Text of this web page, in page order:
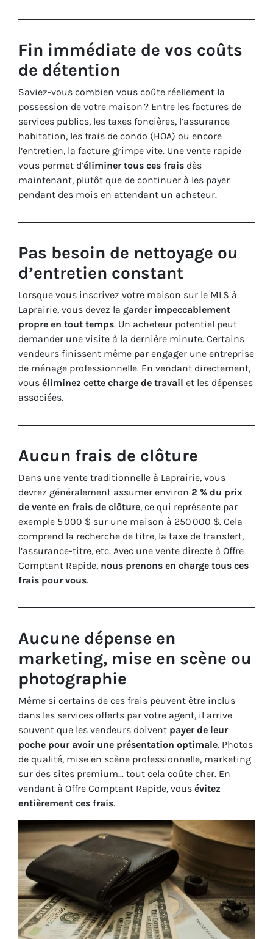
Fin immédiate de vos coûts
de détention
Saviez-vous combien vous coûte réellement la
possession de votre maison ? Entre les factures de
services publics, les taxes foncières, l’assurance
habitation, les frais de condo (HOA) ou encore
l’entretien, la facture grimpe vite. Une vente rapide
vous permet d’éliminer tous ces frais dès
maintenant, plutôt que de continuer à les payer
pendant des mois en attendant un acheteur.
Pas besoin de nettoyage ou
d’entretien constant
Lorsque vous inscrivez votre maison sur le MLS à
Laprairie, vous devez la garder impeccablement
propre en tout temps. Un acheteur potentiel peut
demander une visite à la dernière minute. Certains
vendeurs finissent même par engager une entreprise
de ménage professionnelle. En vendant directement,
vous éliminez cette charge de travail et les dépenses
associées.
Aucun frais de clôture
Dans une vente traditionnelle à Laprairie, vous
devrez généralement assumer environ 2 % du prix
de vente en frais de clôture, ce qui représente par
exemple 5 000 $ sur une maison à 250 000 $. Cela
comprend la recherche de titre, la taxe de transfert,
l’assurance-titre, etc. Avec une vente directe à Offre
Comptant Rapide, nous prenons en charge tous ces
frais pour vous.
Aucune dépense en
marketing, mise en scène ou
photographie
Même si certains de ces frais peuvent être inclus
dans les services offerts par votre agent, il arrive
souvent que les vendeurs doivent payer de leur
poche pour avoir une présentation optimale. Photos
de qualité, mise en scène professionnelle, marketing
sur des sites premium… tout cela coûte cher. En
vendant à Offre Comptant Rapide, vous évitez
entièrement ces frais.